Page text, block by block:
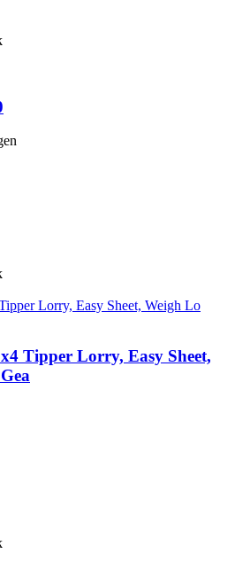
Tipper Lorry, Easy Sheet,